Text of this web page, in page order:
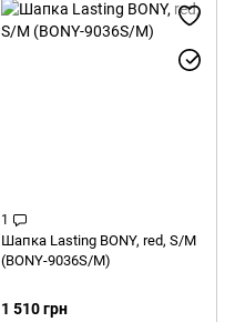
1
Шапка Lasting BONY, red, S/M
(BONY-9036S/M)
1 510 грн